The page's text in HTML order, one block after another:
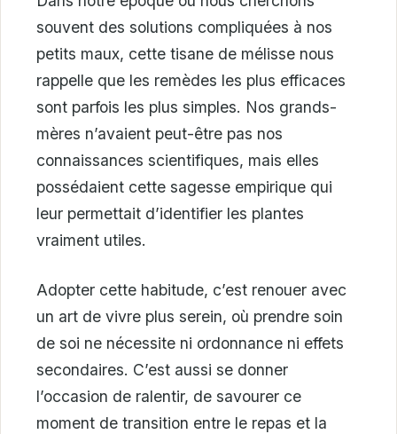
souvent des solutions compliquées à nos
petits maux, cette tisane de mélisse nous
rappelle que les remèdes les plus efficaces
sont parfois les plus simples. Nos grands-
mères n’avaient peut-être pas nos
connaissances scientifiques, mais elles
possédaient cette sagesse empirique qui
leur permettait d’identifier les plantes
vraiment utiles.
Adopter cette habitude, c’est renouer avec
un art de vivre plus serein, où prendre soin
de soi ne nécessite ni ordonnance ni effets
secondaires. C’est aussi se donner
l’occasion de ralentir, de savourer ce
moment de transition entre le repas et la